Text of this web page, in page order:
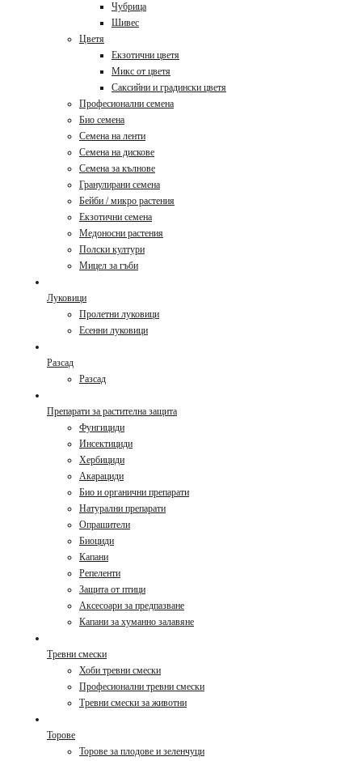
Чубрица
Шивес
Цветя
Екзотични цветя
Микс от цветя
Саксийни и градински цветя
Професионални семена
Био семена
Семена на ленти
Семена на дискове
Семена за кълнове
Гранулирани семена
Бейби / микро растения
Екзотични семена
Медоносни растения
Полски култури
Мицел за гъби
Луковици
Пролетни луковици
Есенни луковици
Разсад
Разсад
Препарати за растителна защита
Фунгициди
Инсектициди
Хербициди
Акарациди
Био и органични препарати
Натурални препарати
Опрашители
Биоциди
Капани
Репеленти
Защита от птици
Аксесоари за предпазване
Капани за хуманно залавяне
Тревни смески
Хоби тревни смески
Професионални тревни смески
Тревни смески за животни
Торове
Торове за плодове и зеленчуци